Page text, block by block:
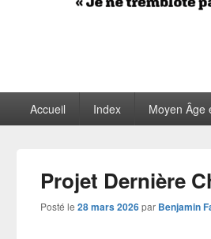
La
principalAccueil Index Moyen Âge
Projet Dernière
Posté le 28 mars 2026par Benjamin